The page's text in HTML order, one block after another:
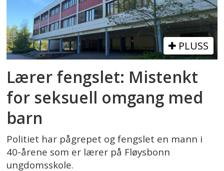
PLUSS
Lærer fengslet: Mistenkt
for seksuell omgang med
barn
Politiet har pågrepet og fengslet en mann i
40-årene som er lærer på Fløysbonn
ungdomsskole.